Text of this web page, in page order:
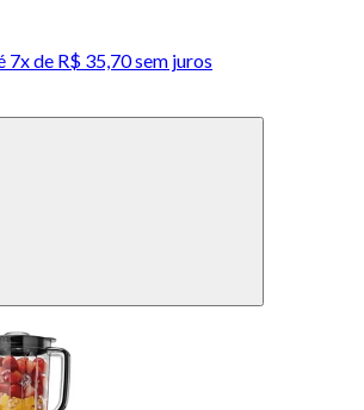
7x de R$ 35,70 sem juros